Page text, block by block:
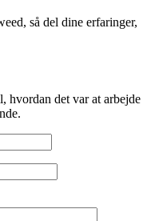
så del dine erfaringer,
hvordan det var at arbejde